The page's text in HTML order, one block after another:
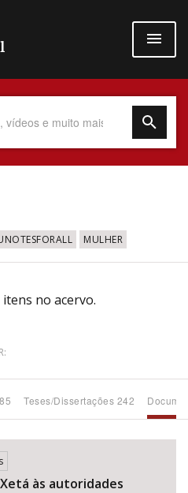
MULHER
itens no acervo.
Teses/Dissertações 242
às autoridades